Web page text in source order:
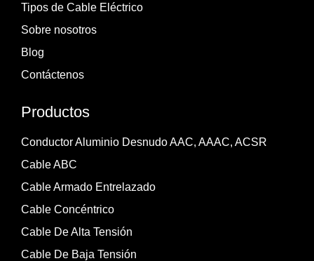
Tipos de Cable Eléctrico
Sobre nosotros
Blog
Contáctenos
Productos
Conductor Aluminio Desnudo AAC, AAAC, ACSR
Cable ABC
Cable Armado Entrelazado
Cable Concéntrico
Cable De Alta Tensión
Cable De Baja Tensión